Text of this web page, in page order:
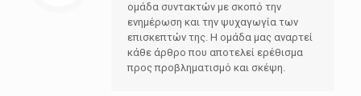
ομάδα συντακτών με σκοπό την
ενημέρωση και την ψυχαγωγία των
επισκεπτών της. Η ομάδα μας αναρτεί
κάθε άρθρο που αποτελεί ερέθισμα
προς προβληματισμό και σκέψη.